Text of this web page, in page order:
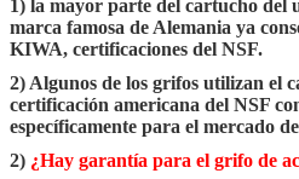
1) la mayor parte del cartucho del
marca famosa de Alemania ya
KIWA, certificaciones del NSF.
2) Algunos de los grifos utilizan el
certificación americana del NSF
específicamente para el mercado
2) ¿Hay garantía para el grifo de